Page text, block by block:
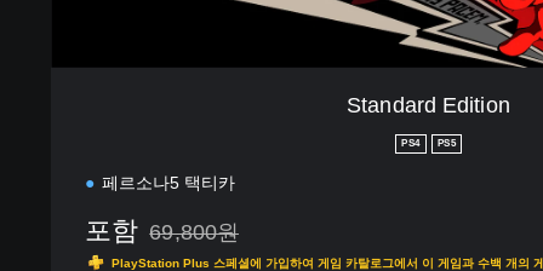
Standard Edition
PS4 PS5
페르소나5 택티카
포함 69,800원의 원래 가격에서 할인됨
69,800원
PlayStation Plus 스페셜에 가입하여 게임 카탈로그에서 이 게임과 수백 개의